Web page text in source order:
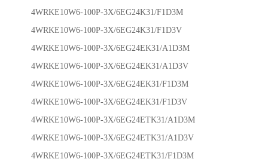
4WRKE10W6-100P-3X/6EG24K31/F1D3M
4WRKE10W6-100P-3X/6EG24K31/F1D3V
4WRKE10W6-100P-3X/6EG24EK31/A1D3M
4WRKE10W6-100P-3X/6EG24EK31/A1D3V
4WRKE10W6-100P-3X/6EG24EK31/F1D3M
4WRKE10W6-100P-3X/6EG24EK31/F1D3V
4WRKE10W6-100P-3X/6EG24ETK31/A1D3M
4WRKE10W6-100P-3X/6EG24ETK31/A1D3V
4WRKE10W6-100P-3X/6EG24ETK31/F1D3M